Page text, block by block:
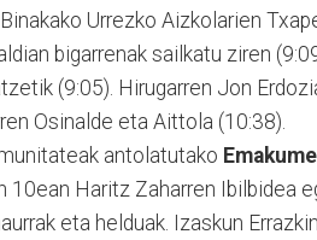
Urrezko Aizkolarien
bigarrenak sailkatu ziren
(9:05). Hirugarren Jon
Osinalde eta Aittola (10:38).
antolatutako
10ean Haritz Zaharren Ibilbidea
eta helduak. Izaskun